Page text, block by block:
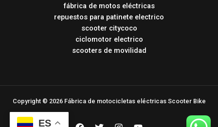
fábrica de motos eléctricas
repuestos para patinete electrico
scooter citycoco
ciclomotor electrico
scooters de movilidad
Copyright © 2026 Fábrica de motocicletas eléctricas Scooter Bike
ES